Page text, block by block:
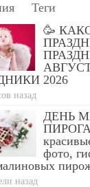
Your Body!
Теги
🥳
2026
назад
ДЕНЬ
ПИРОГА
фото,
назад